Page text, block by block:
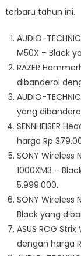
terbaru tahun ini.
AUDIO-
M50X – Black
RAZER
dibanderol
AUDIO-
yang
SENNHEISER
harga Rp
SONY
1000XM3 –
5.999.000.
SONY Wireless
Black yang
ASUS ROG
dengan harga